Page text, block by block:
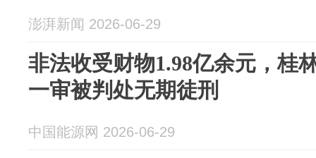
澎湃新闻 2026-06-29
非法收受财物1.98亿余元，桂
一审被判处无期徒刑
中国能源网 2026-06-29